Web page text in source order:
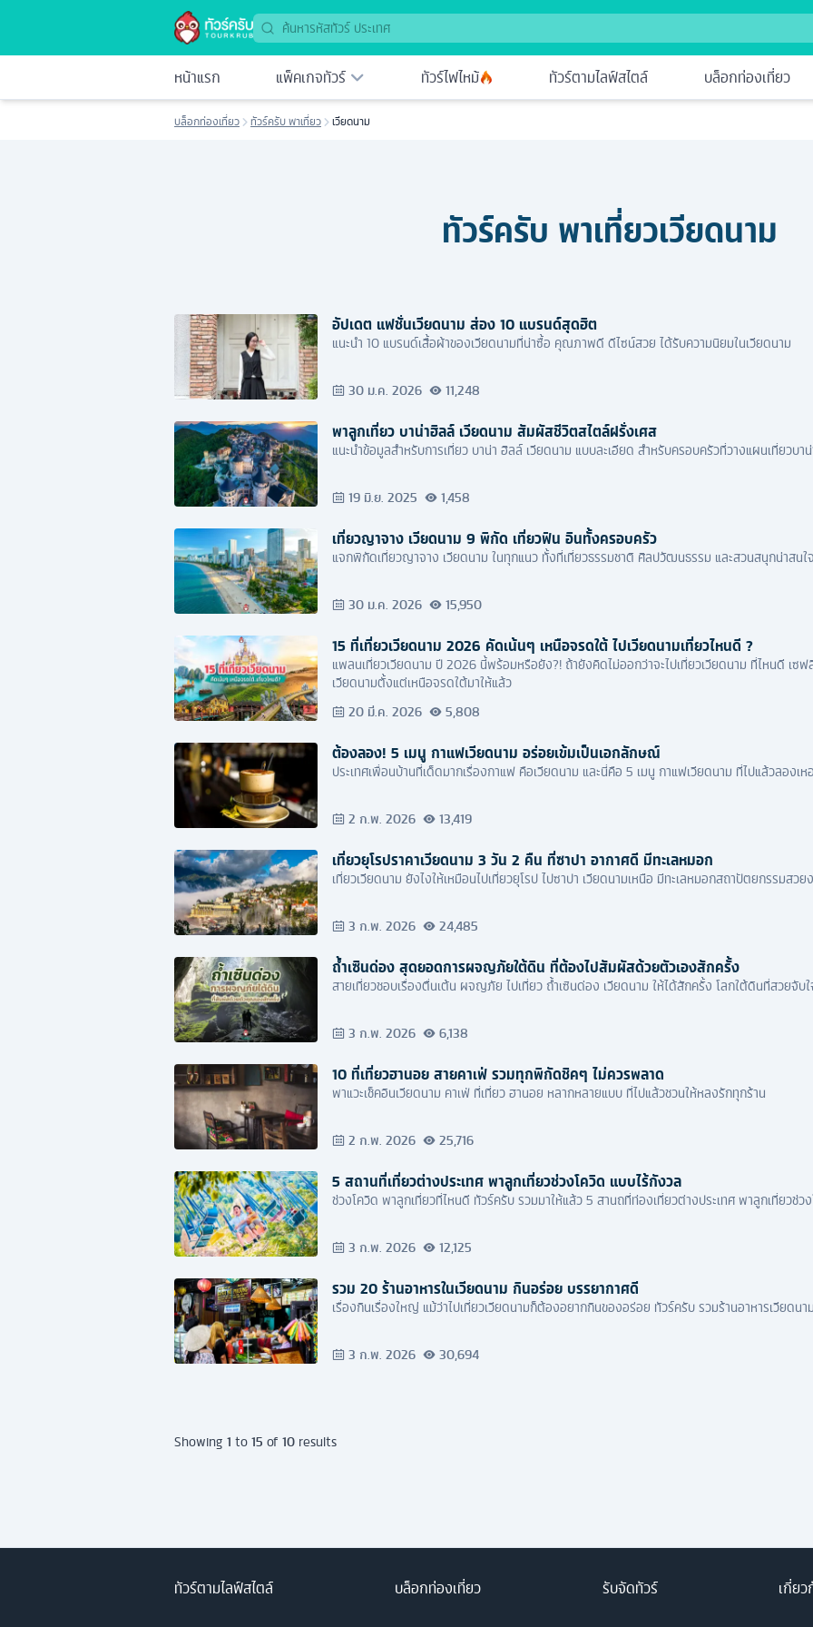
หน้าแรก แพ็คเกจทัวร์ ทัวร์ไฟไหม้ ทัวร์ตามไลฟ์สไตล์ บล็อกท่องเที่ยว
บล็อกท่องเที่ยว ทัวร์ครับ พาเที่ยว เวียดนาม
ทัวร์ครับ พาเที่ยวเวียดนาม
อัปเดต แฟชั่นเวียดนาม ส่อง 10 แบรนด์สุดฮิต
แนะนำ 10 แบรนด์เสื้อผ้าของเวียดนามที่น่าซื้อ คุณภาพดี ดีไซน์สวย ได้รับความนิยมในเวียดนาม
30 ม.ค. 2026 11,248
พาลูกเที่ยว บาน่าฮิลล์ เวียดนาม สัมผัสชีวิตสไตล์ฝรั่งเศส
แนะนำข้อมูลสำหรับการเที่ยว บาน่า ฮิลล์ เวียดนาม แบบละเอียด สำหรับครอบครัวที่วางแผนเที่ยวบา
19 มิ.ย. 2025 1,458
เที่ยวญาจาง เวียดนาม 9 พิกัด เที่ยวฟิน อินทั้งครอบครัว
แจกพิกัดเที่ยวญาจาง เวียดนาม ในทุกแนว ทั้งที่เที่ยวธรรมชาติ ศิลปวัฒนธรรม และสวนสนุกน่าสนใจ
30 ม.ค. 2026 15,950
15 ที่เที่ยวเวียดนาม 2026 คัดเน้นๆ เหนือจรดใต้ ไปเวียดนามเที่ยวไหนดี ?
แพลนเที่ยวเวียดนาม ปี 2026 นี้พร้อมหรือยัง?! ถ้ายังคิดไม่ออกว่าจะไปเที่ยวเวียดนาม ที่ไหนดี เซฟ
เวียดนามตั้งแต่เหนือจรดใต้มาให้แล้ว
20 มี.ค. 2026 5,808
ต้องลอง! 5 เมนู กาแฟเวียดนาม อร่อยเข้มเป็นเอกลักษณ์
ประเทศเพื่อนบ้านที่เด็ดมากเรื่องกาแฟ คือเวียดนาม และนี่คือ 5 เมนู กาแฟเวียดนาม ที่ไปแล้วลองเห
2 ก.พ. 2026 13,419
เที่ยวยุโรปราคาเวียดนาม 3 วัน 2 คืน ที่ซาปา อากาศดี มีทะเลหมอก
เที่ยวเวียดนาม ยังไงให้เหมือนไปเที่ยวยุโรป ไปซาปา เวียดนามเหนือ มีทะเลหมอกสถาปัตยกรรม
3 ก.พ. 2026 24,485
ถ้ำเซินด่อง สุดยอดการผจญภัยใต้ดิน ที่ต้องไปสัมผัสด้วยตัวเองสักครั้ง
สายเที่ยวชอบเรื่องตื่นเต้น ผจญภัย ไปเที่ยว ถ้ำเซินด่อง เวียดนาม ให้ได้สักครั้ง โลกใต้ดินที่สวยจับ
3 ก.พ. 2026 6,138
10 ที่เที่ยวฮานอย สายคาเฟ่ รวมทุกพิกัดชิคๆ ไม่ควรพลาด
พาแวะเช็คอินเวียดนาม คาเฟ่ ที่เที่ยว ฮานอย หลากหลายแบบ ที่ไปแล้วชวนให้หลงรักทุกร้าน
2 ก.พ. 2026 25,716
5 สถานที่เที่ยวต่างประเทศ พาลูกเที่ยวช่วงโควิด แบบไร้กังวล
ช่วงโควิด พาลูกเที่ยวที่ไหนดี ทัวร์ครับ รวมมาให้แล้ว 5 สานถที่ท่องเที่ยวต่างประเทศ พาลูกเที่ยวช่ว
3 ก.พ. 2026 12,125
รวม 20 ร้านอาหารในเวียดนาม กินอร่อย บรรยากาศดี
เรื่องกินเรื่องใหญ่ แม้ว่าไปเที่ยวเวียดนามก็ต้องอยากกินของอร่อย ทัวร์ครับ รวมร้านอาหารเวียด
3 ก.พ. 2026 30,694
Showing 1 to15 of 10 results
ทัวร์ตามไลฟ์สไตล์ บล็อกท่องเที่ยว รับจัดทัวร์ เกี่ยว